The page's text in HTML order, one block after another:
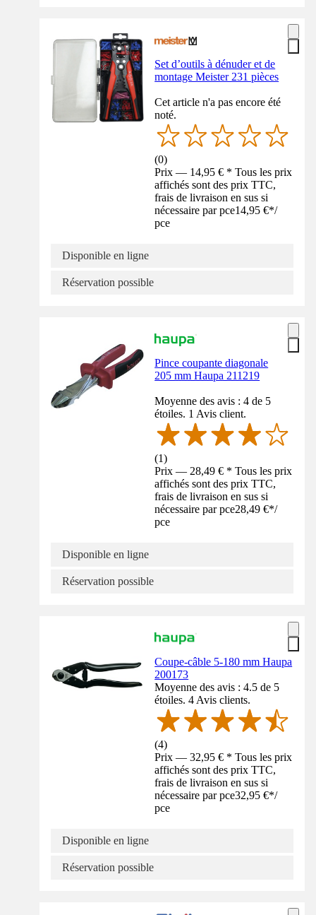
Set d’outils à dénuder et de
montage Meister 231 pièces
Cet article n'a pas encore été
noté.
(0)
Prix — 14,95 € * Tous les prix
affichés sont des prix TTC,
frais de livraison en sus si
nécessaire par pce14,95 €*/
pce
Disponible en ligne
Réservation possible
Pince coupante diagonale
205 mm Haupa 211219
Moyenne des avis : 4 de 5
étoiles. 1 Avis client.
(1)
Prix — 28,49 € * Tous les prix
affichés sont des prix TTC,
frais de livraison en sus si
nécessaire par pce28,49 €*/
pce
Disponible en ligne
Réservation possible
Coupe-câble 5-180 mm Haupa
200173
Moyenne des avis : 4.5 de 5
étoiles. 4 Avis clients.
(4)
Prix — 32,95 € * Tous les prix
affichés sont des prix TTC,
frais de livraison en sus si
nécessaire par pce32,95 €*/
pce
Disponible en ligne
Réservation possible